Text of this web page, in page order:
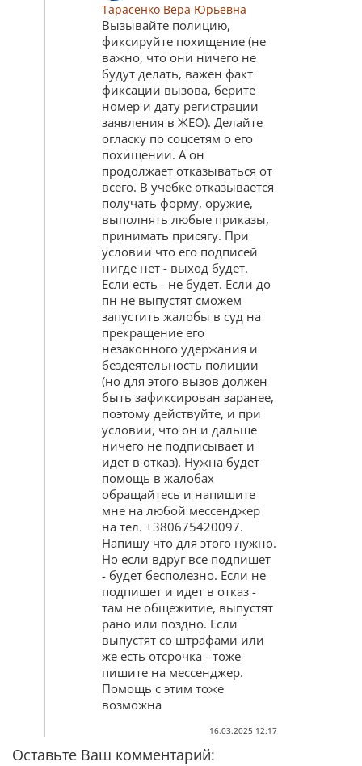
Тарасенко Вера Юрьевна
Вызывайте полицию,
фиксируйте похищение (не
важно, что они ничего не
будут делать, важен факт
фиксации вызова, берите
номер и дату регистрации
заявления в ЖЕО). Делайте
огласку по соцсетям о его
похищении. А он
продолжает отказываться от
всего. В учебке отказывается
получать форму, оружие,
выполнять любые приказы,
принимать присягу. При
условии что его подписей
нигде нет - выход будет.
Если есть - не будет. Если до
пн не выпустят сможем
запустить жалобы в суд на
прекращение его
незаконного удержания и
бездеятельность полиции
(но для этого вызов должен
быть зафиксирован заранее,
поэтому действуйте, и при
условии, что он и дальше
ничего не подписывает и
идет в отказ). Нужна будет
помощь в жалобах
обращайтесь и напишите
мне на любой мессенджер
на тел. +380675420097.
Напишу что для этого нужно.
Но если вдруг все подпишет
- будет бесполезно. Если не
подпишет и идет в отказ -
там не общежитие, выпустят
рано или поздно. Если
выпустят со штрафами или
же есть отсрочка - тоже
пишите на мессенджер.
Помощь с этим тоже
возможна
16.03.2025 12:17
Оставьте Ваш комментарий: